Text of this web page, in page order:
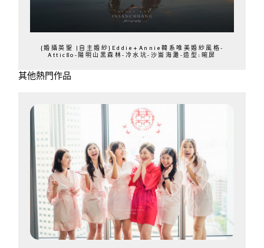
{婚攝英聖 |自主婚紗}Eddie+Annie韓系唯美婚紗風格-
Attic80-陽明山黑森林-冷水坑-沙崙海灘-造型:晼屏
其他熱門作品